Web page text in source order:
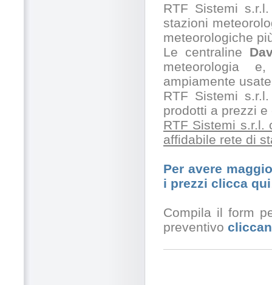
RTF Sistemi
stazioni
meteorologiche
Le centraline
meteorologia
ampiamente
RTF Sistemi
prodotti a prezzi
RTF Sistemi s.r.l.
affidabile rete di
Per avere
i prezzi clicca qui
Compila il form
preventivo